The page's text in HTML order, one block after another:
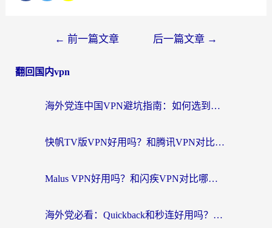
← 前一篇文章 后一篇文章 →
翻回国内vpn
海外党连中国VPN避坑指南：如何选到真正能无缝刷国内资源的加速器？
快帆TV版VPN好用吗？和腾讯VPN对比哪个回国效果更好？海外党必看的真实体验指南
Malus VPN好用吗？和闪疾VPN对比哪个回国效果更好？海外华人的实用避坑指南
海外党必看：Quickback和秒连好用吗？3步选对回国加速器，无缝刷国内资源